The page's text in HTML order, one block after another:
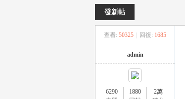
» ›
發新帖
查看: 50325 回復: 1685
admin
6290
1880
2萬